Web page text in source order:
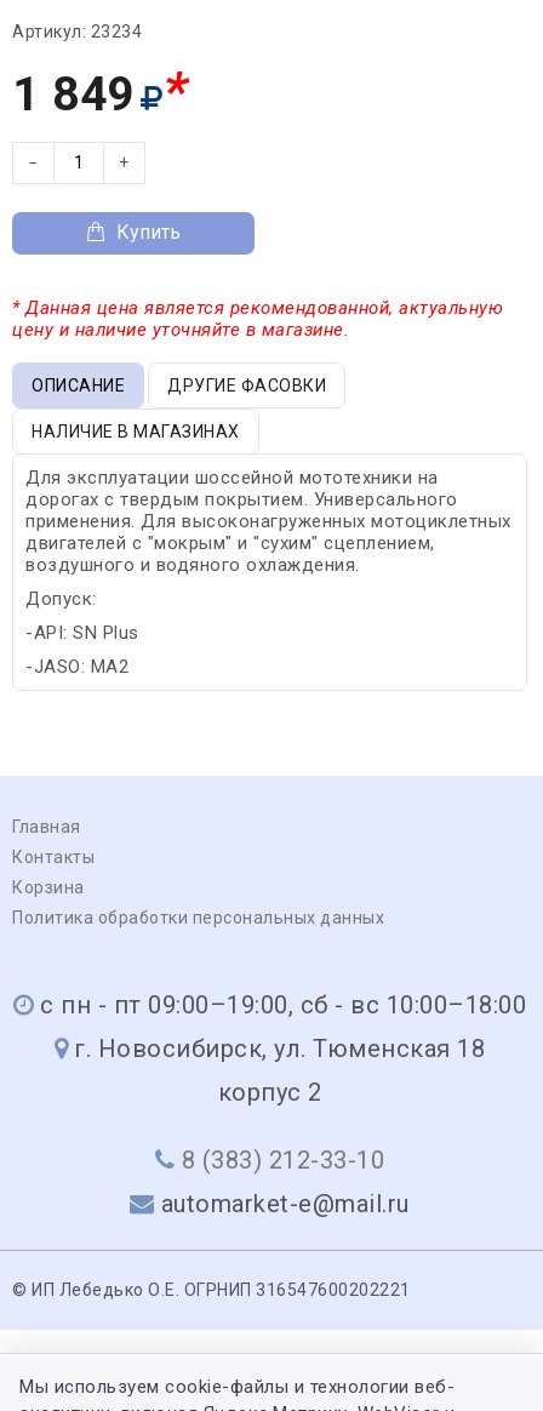
Артикул: 23234
1 849 *
− +
Купить
* Данная цена является рекомендованной, актуальную
цену и наличие уточняйте в магазине.
ОПИСАНИЕ ДРУГИЕ ФАСОВКИ
НАЛИЧИЕ В МАГАЗИНАХ
Для эксплуатации шоссейной мототехники на
дорогах с твердым покрытием. Универсального
применения. Для высоконагруженных мотоциклетных
двигателей с "мокрым" и "сухим" сцеплением,
воздушного и водяного охлаждения.
Допуск:
-API: SN Plus
-JASO: MA2
Главная
Контакты
Корзина
Политика обработки персональных данных
с пн - пт 09:00–19:00, сб - вс 10:00–18:00
г. Новосибирск, ул. Тюменская 18
корпус 2
8 (383) 212-33-10
automarket-e@mail.ru
© ИП Лебедько О.Е. ОГРНИП 316547600202221
Мы используем cookie-файлы и технологии веб-